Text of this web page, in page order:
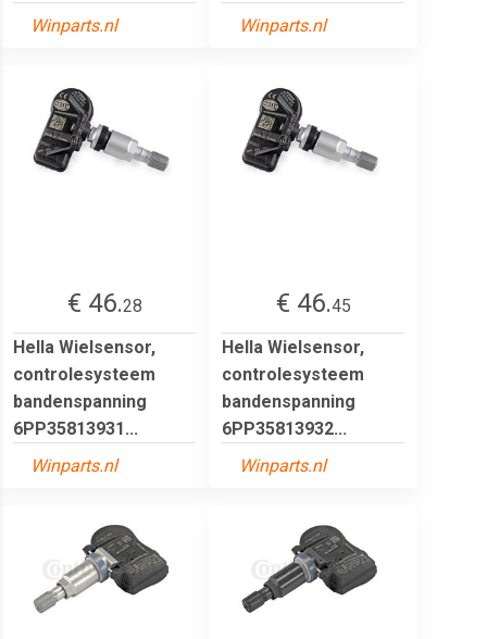
Winparts.nl
Winparts.nl
€ 46.28
Hella Wielsensor,
controlesysteem
bandenspanning
6PP35813931...
Winparts.nl
€ 46.45
Hella Wielsensor,
controlesysteem
bandenspanning
6PP35813932...
Winparts.nl